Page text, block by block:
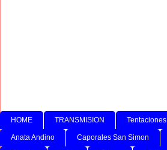
HOME TRANSMISION Tentaciones
Anata Andino Caporales San Simon